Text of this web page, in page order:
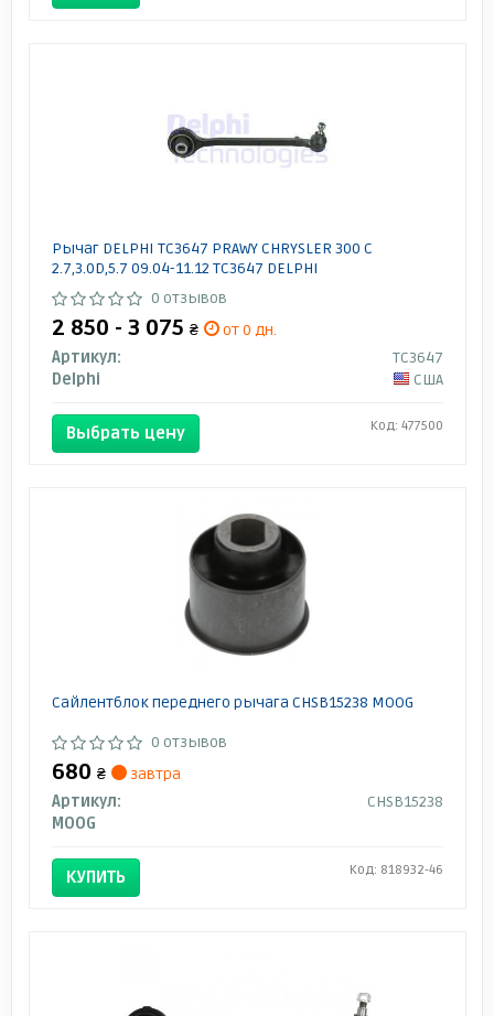
Рычаг DELPHI TC3647 PRAWY CHRYSLER 300 C
2.7,3.0D,5.7 09.04-11.12 TC3647 DELPHI
0 отзывов
2 850 - 3 075 ₴
от 0 дн.
Артикул:
TC3647
Delphi
США
Выбрать цену Код: 477500
Сайлентблок переднего рычага CHSB15238 MOOG
0 отзывов
680 ₴
завтра
Артикул:
CHSB15238
MOOG
КУПИТЬ Код: 818932-46